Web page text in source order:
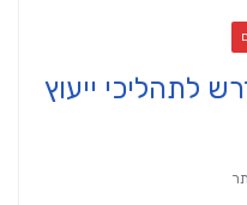
לתהליכי ייעוץ